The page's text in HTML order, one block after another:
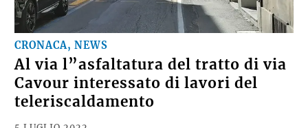
CRONACA, NEWS
Al via l”asfaltatura del tratto di via
Cavour interessato di lavori del